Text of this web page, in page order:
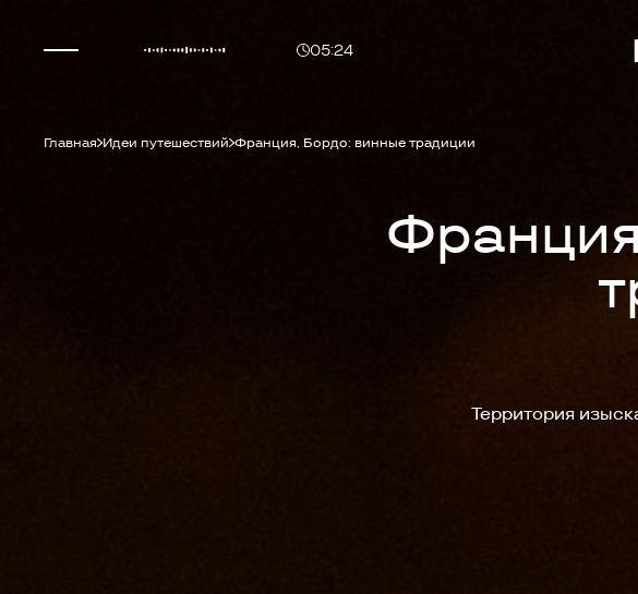
05:24
Главная Идеи путешествий Франция, Бордо: винные традиции
Территория